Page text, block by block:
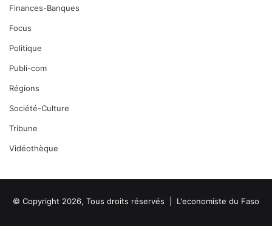
Finances-Banques
Focus
Politique
Publi-com
Régions
Société-Culture
Tribune
Vidéothèque
© Copyright 2026, Tous droits réservés | L'economiste du Faso